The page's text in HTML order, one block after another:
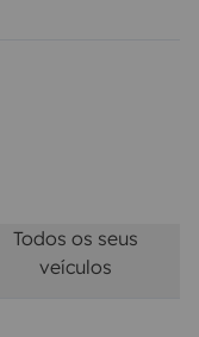
Todos os seus
veículos